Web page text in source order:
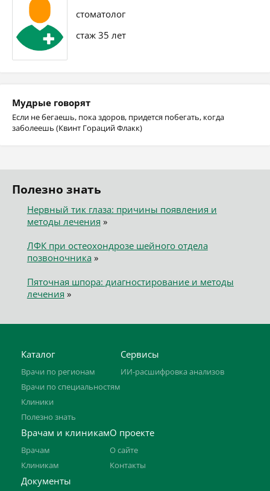
стоматолог
стаж 35 лет
Мудрые говорят
Если не бегаешь, пока здоров, придется побегать, когда
заболеешь (Квинт Гораций Флакк)
Полезно знать
Нервный тик глаза: причины появления и
методы лечения »
ЛФК при остеохондрозе шейного отдела
позвоночника»
Пяточная шпора: диагностирование и методы
лечения »
Каталог
Врачи по регионам
Врачи по специальностям
Клиники
Полезно знать
Сервисы
ИИ-расшифровка анализов
Врачам и клиникам
Врачам
Клиникам
О проекте
О сайте
Контакты
Документы